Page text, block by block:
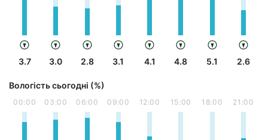
3.7 3.0 2.8 3.1 4.1 4.8 5.1 2.6
Вологість сьогодні (%)
00:00 03:00 06:00 09:00 12:00 15:00 18:00 21:00